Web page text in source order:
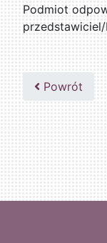
Podmiot
Powrót